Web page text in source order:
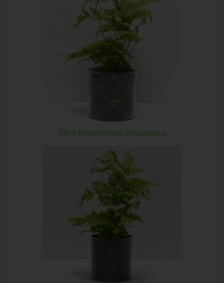
Déco florale idées de cadeaux